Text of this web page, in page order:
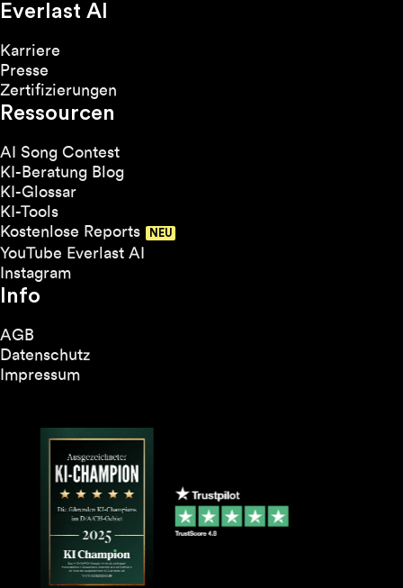
Everlast AI
Karriere
Presse
Zertifizierungen
Ressourcen
AI Song Contest
KI-Beratung Blog
KI-Glossar
KI-Tools
Kostenlose Reports
YouTube Everlast AI
Instagram
Info
AGB
Datenschutz
Impressum